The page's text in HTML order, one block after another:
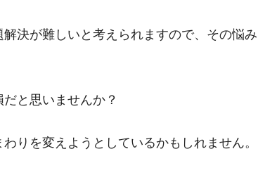
決が難しいと考えられますので、その悩
と思いませんか？
りを変えようとしているかもしれません。